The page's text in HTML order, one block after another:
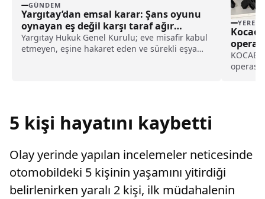
GÜNDEM
Yargıtay’dan emsal karar: Şans oyunu
oynayan eş değil karşı taraf ağır
kusurlu sayıldı
Yargıtay Hukuk Genel Kurulu; eve misafir kabul
etmeyen, eşine hakaret eden ve sürekli eşya
YEREL
5 kişi hayatını kaybetti
Olay yerinde yapılan incelemeler neticesinde
otomobildeki 5 kişinin yaşamını yitirdiği
belirlenirken yaralı 2 kişi, ilk müdahalenin